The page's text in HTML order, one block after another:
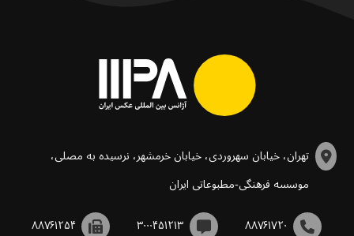
تهران، خیابان سهروردی، خیابان خرمشهر، نرسیده به مصلی،
موسسه فرهنگی-مطبوعاتی ایران
۸۸۷۶۱۷۲۰ ۳۰۰۰۴۵۱۲۱۳ ۸۸۷۶۱۲۵۴